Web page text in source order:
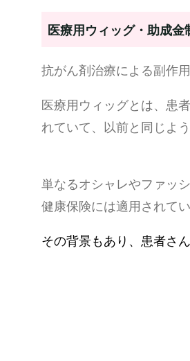
医療用ウィッグ・助成金
抗がん剤治療による副作
医療用ウィッグとは、患
れていて、以前と同じよ
単なるオシャレやファッ
健康保険には適用されて
その背景もあり、患者さ